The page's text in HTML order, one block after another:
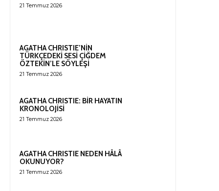
21 Temmuz 2026
AGATHA CHRISTIE’NİN
TÜRKÇEDEKİ SESİ ÇİĞDEM
ÖZTEKİN’LE SÖYLEŞİ
21 Temmuz 2026
AGATHA CHRISTIE: BİR HAYATIN
KRONOLOJİSİ
21 Temmuz 2026
AGATHA CHRISTIE NEDEN HÂLÂ
OKUNUYOR?
21 Temmuz 2026